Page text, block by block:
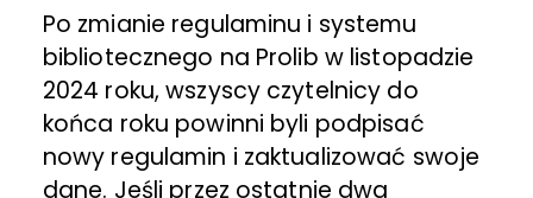
Po zmianie regulaminu i systemu
bibliotecznego na Prolib w listopadzie
2024 roku, wszyscy czytelnicy do
końca roku powinni byli podpisać
nowy regulamin i zaktualizować swoje
dane. Jeśli przez ostatnie dwa